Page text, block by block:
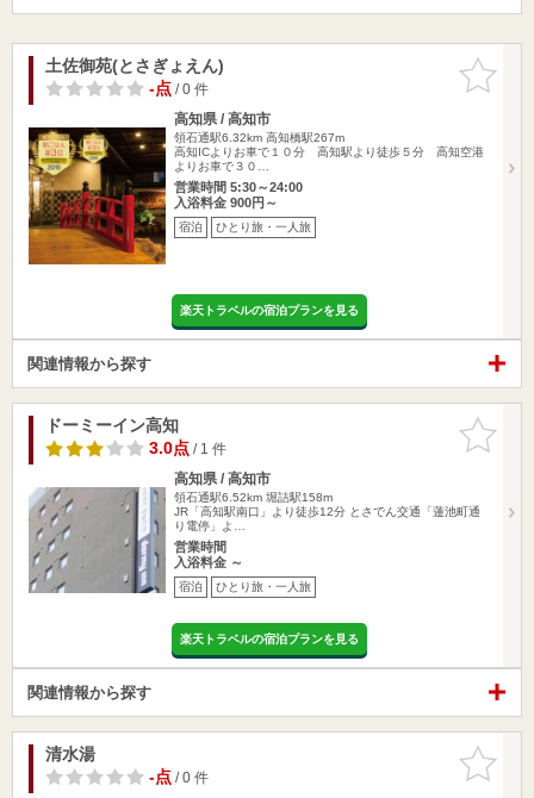
お気に入
りに追加
土佐御苑(とさぎょえん)
-点/ 0 件
高知県 / 高知市
領石通駅6.32km 高知橋駅267m
高知ICよりお車で１０分 高知駅より徒歩５分 高知空港
よりお車で３０…
営業時間 5:30～24:00
入浴料金 900円～
宿泊 ひとり旅・一人旅
楽天トラベルの宿泊プランを見る
関連情報から探す
お気に入
りに追加
ドーミーイン高知
3.0点/ 1 件
高知県 / 高知市
領石通駅6.52km 堀詰駅158m
JR「高知駅南口」より徒歩12分 とさでん交通「蓮池町通
り電停」よ…
営業時間
入浴料金 ～
宿泊 ひとり旅・一人旅
楽天トラベルの宿泊プランを見る
関連情報から探す
お気に入
りに追加
清水湯
-点/ 0 件